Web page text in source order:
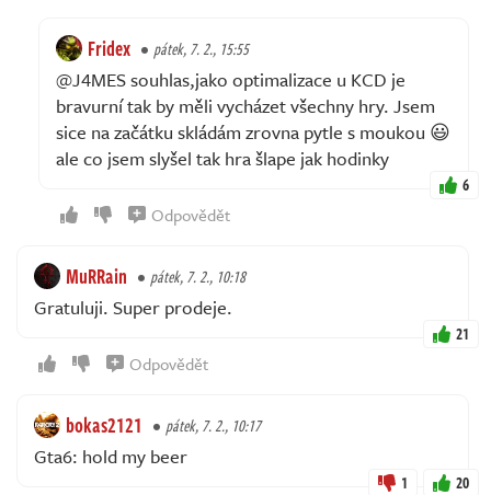
Fridex pátek, 7. 2., 15:55
@J4MES souhlas,jako optimalizace u KCD je
bravurní tak by měli vycházet všechny hry. Jsem
sice na začátku skládám zrovna pytle s moukou 😃
ale co jsem slyšel tak hra šlape jak hodinky
6
Odpovědět
MuRRain pátek, 7. 2., 10:18
Gratuluji. Super prodeje.
21
Odpovědět
bokas2121 pátek, 7. 2., 10:17
Gta6: hold my beer
1 20